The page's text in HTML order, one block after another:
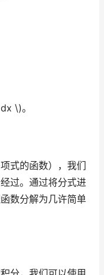
\)。
式的函数），我们
过。通过将分式进
数分解为几许简单